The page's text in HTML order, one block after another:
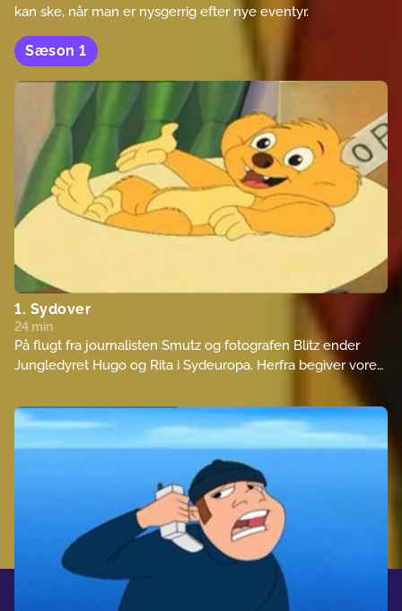
kan ske, når man er nysgerrig efter nye eventyr.
Sæson 1
1. Sydover
24 min
På flugt fra journalisten Smutz og fotografen Blitz ender
Jungledyret Hugo og Rita i Sydeuropa. Herfra begiver vores
små venner sig under stor tumult ud til stranden, hvor de
fortsætter på jet-ski - lige indtil de braser ind i et
krydstogtskib! Her finder de et godt gemmested i en
redningsbåd på dækket...